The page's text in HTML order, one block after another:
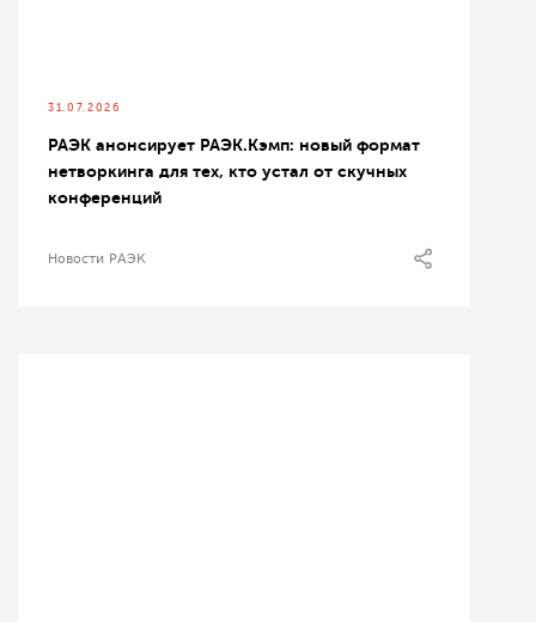
31.07.2026
РАЭК анонсирует РАЭК.Кэмп: новый формат
нетворкинга для тех, кто устал от скучных
конференций
Новости РАЭК